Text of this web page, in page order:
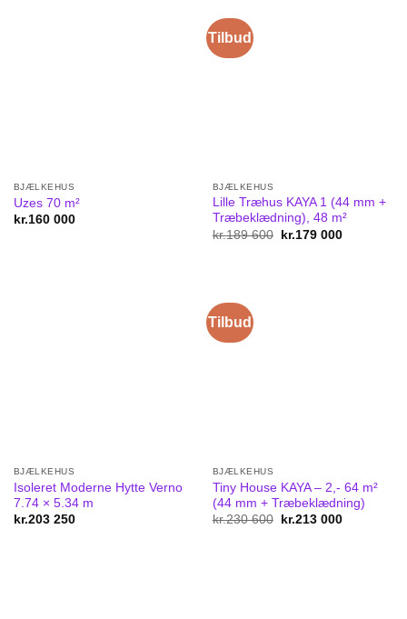
BJÆLKEHUS
Uzes 70 m²
kr.160 000
Tilbud
BJÆLKEHUS
Lille Træhus KAYA 1 (44 mm +
Træbeklædning), 48 m²
kr.189 600
Original
kr.179 000Current
BJÆLKEHUS
Isoleret Moderne Hytte Verno
7.74 × 5.34 m
kr.203 250
Tilbud
BJÆLKEHUS
Tiny House KAYA – 2,- 64 m²
(44 mm + Træbeklædning)
kr.230 600
Original
kr.213 000Current